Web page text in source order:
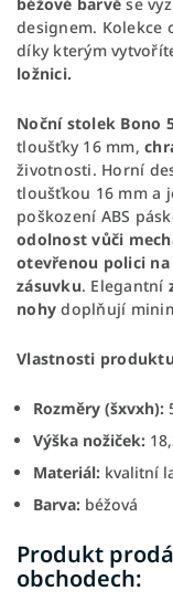
designem. Kolekce
díky kterým
ložnici.
Noční stolek Bono
tloušťky 16 mm,
životnosti. Horní
tloušťkou 16 mm a
poškození ABS
odolnost vůči
otevřenou polici
zásuvku. Elegantní
nohy doplňují
Vlastnosti
Rozměry (šxvxh):
Výška nožiček:
Materiál: kvalitní
Barva: béžová
Produkt
obchodech: